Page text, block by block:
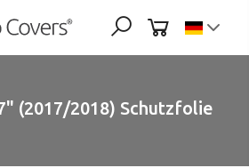
(2017/2018) Schutzfolie